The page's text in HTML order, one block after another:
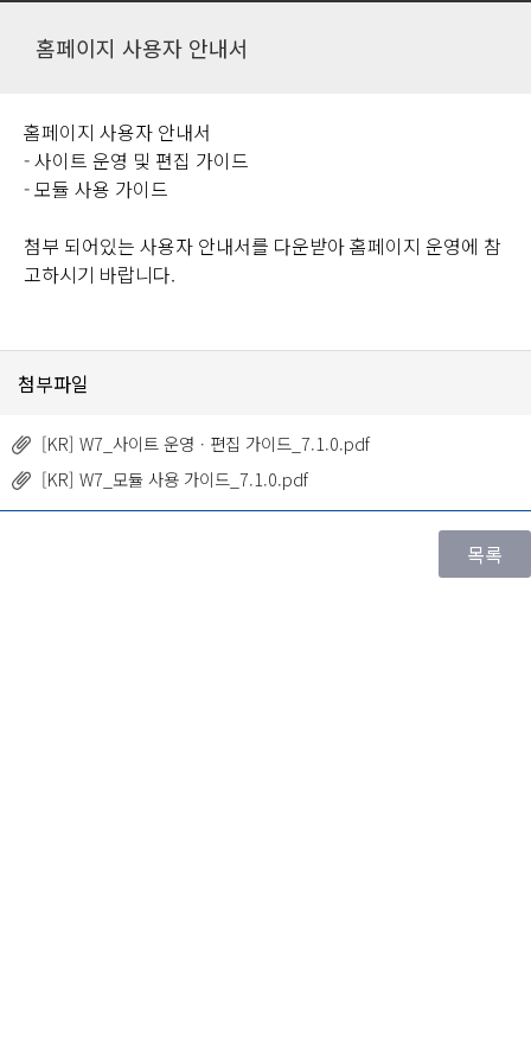
홈페이지 사용자 안내서
홈페이지 사용자 안내서
- 사이트 운영 및 편집 가이드
- 모듈 사용 가이드
첨부 되어있는 사용자 안내서를 다운받아 홈페이지 운영에 참
고하시기 바랍니다.
첨부파일
[KR] W7_사이트 운영ㆍ편집 가이드_7.1.0.pdf
[KR] W7_모듈 사용 가이드_7.1.0.pdf